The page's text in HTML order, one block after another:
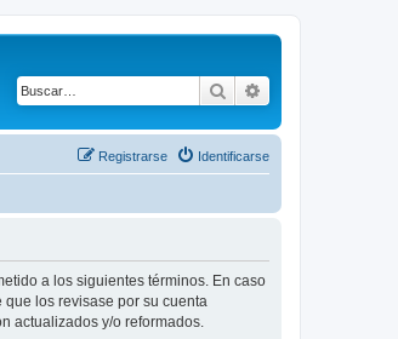
Buscar
Identificarse
Registrarse
a los siguientes términos. En caso
los revisase por su cuenta
actualizados y/o reformados.